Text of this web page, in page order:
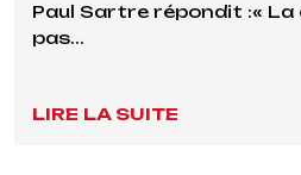
Paul Sartre répondit :« La
pas...
LIRE LA SUITE